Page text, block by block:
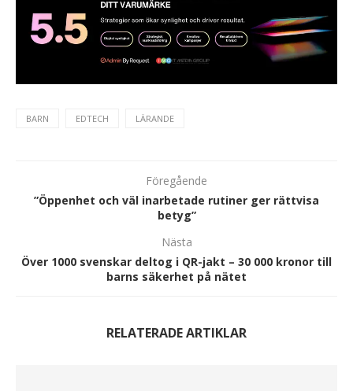
BARN EDTECH LÄRANDE
Föregående
”Öppenhet och väl inarbetade rutiner ger rättvisa
betyg”
Nästa
Över 1000 svenskar deltog i QR-jakt – 30 000 kronor till
barns säkerhet på nätet
RELATERADE ARTIKLAR